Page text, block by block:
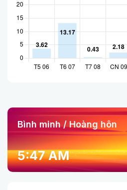
Bình minh / Hoàng hôn
5:47 AM